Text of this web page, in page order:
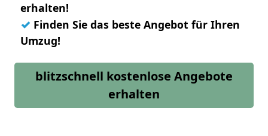
erhalten!
✓ Finden Sie das beste Angebot für Ihren
Umzug!
blitzschnell kostenlose Angebote
erhalten